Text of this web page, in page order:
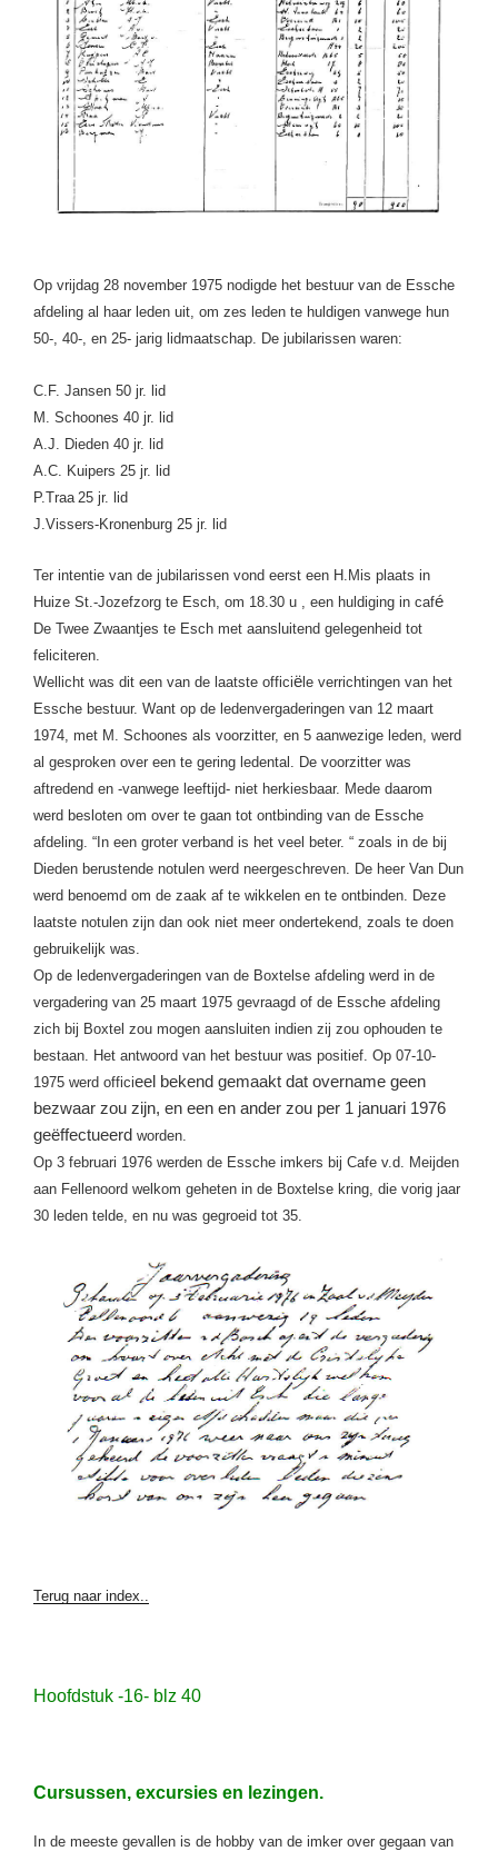
Op vrijdag 28 november 1975 nodigde het bestuur van de Essche
afdeling al haar leden uit, om zes leden te huldigen vanwege hun
50-, 40-, en 25- jarig lidmaatschap. De jubilarissen waren:
C.F. Jansen 50 jr. lid
M. Schoones 40 jr. lid
A.J. Dieden 40 jr. lid
A.C. Kuipers 25 jr. lid
P.Traa 25 jr. lid
J.Vissers-Kronenburg 25 jr. lid
Ter intentie van de jubilarissen vond eerst een H.Mis plaats in
Huize St.-Jozefzorg te Esch, om 18.30 u , een huldiging in café
De Twee Zwaantjes te Esch met aansluitend gelegenheid tot
feliciteren.
Wellicht was dit een van de laatste officië le verrichtingen van het
Essche bestuur. Want op de ledenvergaderingen van 12 maart
1974, met M. Schoones als voorzitter, en 5 aanwezige leden, werd
al gesproken over een te gering ledental. De voorzitter was
aftredend en -vanwege leeftijd- niet herkiesbaar. Mede daarom
werd besloten om over te gaan tot ontbinding van de Essche
afdeling. “In een groter verband is het veel beter. “ zoals in de bij
Dieden berustende notulen werd neergeschreven. De heer Van Dun
werd benoemd om de zaak af te wikkelen en te ontbinden. Deze
laatste notulen zijn dan ook niet meer ondertekend, zoals te doen
gebruikelijk was.
Op de ledenvergaderingen van de Boxtelse afdeling werd in de
vergadering van 25 maart 1975 gevraagd of de Essche afdeling
zich bij Boxtel zou mogen aansluiten indien zij zou ophouden te
bestaan. Het antwoord van het bestuur was positief. Op 07-10-
1975 werd officieel bekend gemaakt dat overname geen
bezwaar zou zijn, en een en ander zou per 1 januari 1976
geëffectueerd worden.
Op 3 februari 1976 werden de Essche imkers bij Cafe v.d. Meijden
aan Fellenoord welkom geheten in de Boxtelse kring, die vorig jaar
30 leden telde, en nu was gegroeid tot 35.
Terug naar index..
Hoofdstuk -16- blz 40
Cursussen, excursies en lezingen.
In de meeste gevallen is de hobby van de imker over gegaan van